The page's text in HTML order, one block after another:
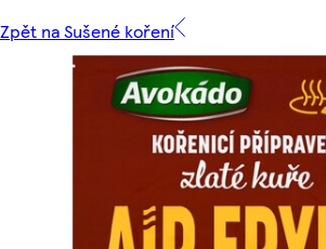
Zpět na Sušené koření